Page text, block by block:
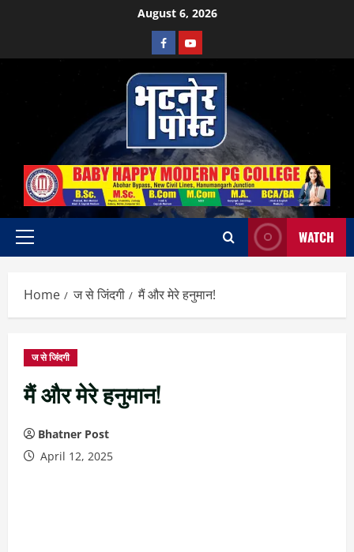
August 6, 2026
Facebook
Youtube
Primary
WATCH
Home ज से जिंदगी मैं और मेरे हनुमान!
ज से जिंदगी
मैं और मेरे हनुमान!
Bhatner Post
April 12, 2025